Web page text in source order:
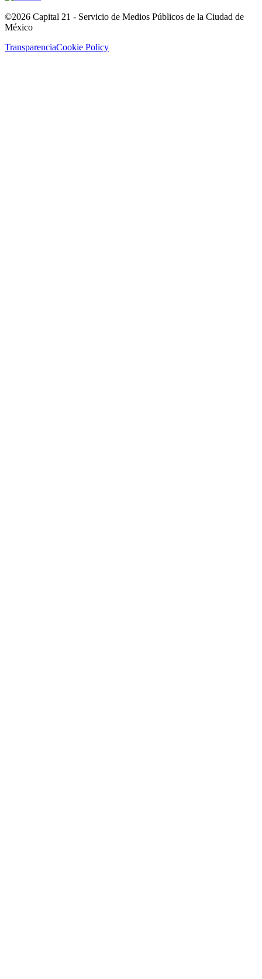
©2026 Capital 21 - Servicio de Medios Públicos de la Ciudad de
México
TransparenciaCookie Policy